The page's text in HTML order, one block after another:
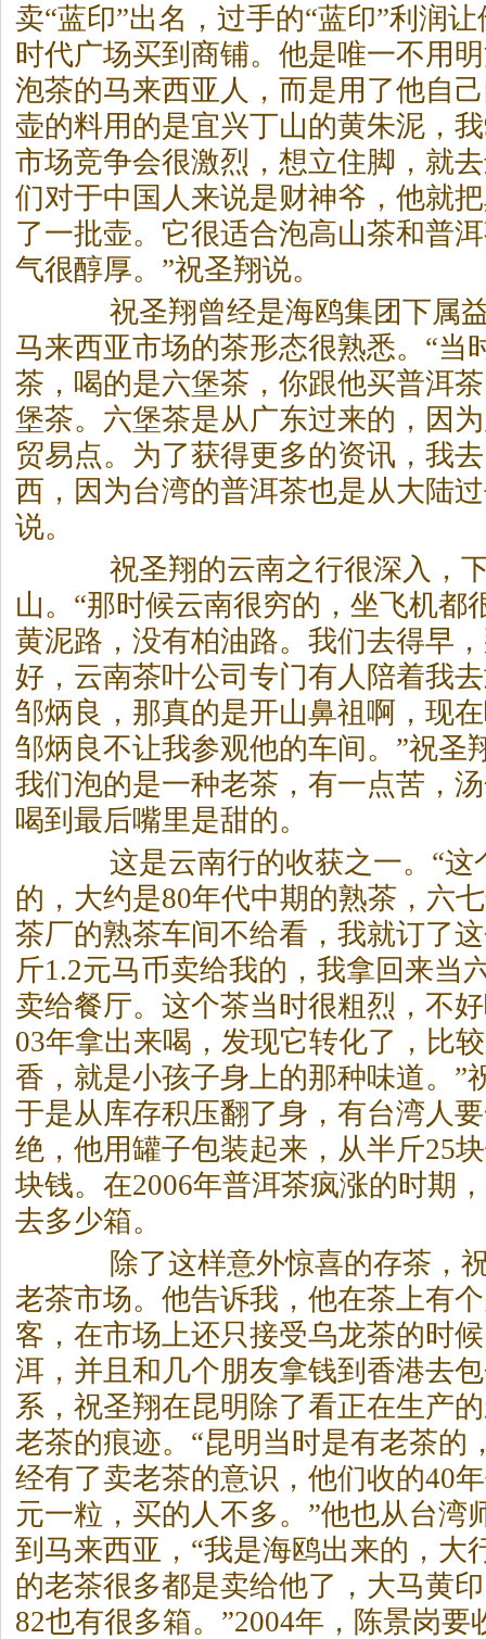
卖“蓝印”出名，过手的“蓝印”利润
时代广场买到商铺。他是唯一不用
泡茶的马来西亚人，而是用了他自
壶的料用的是宜兴丁山的黄朱泥，
市场竞争会很激烈，想立住脚，就
们对于中国人来说是财神爷，他就
了一批壶。它很适合泡高山茶和普
气很醇厚。”祝圣翔说。
祝圣翔曾经是海鸥集团下属
马来西亚市场的茶形态很熟悉。“当
茶 ，喝的是六堡茶 ，你跟他买普洱茶
堡茶。六堡茶是从广东过来的，因
贸易点。为了获得更多的资讯，我
西，因为台湾的普洱茶也是从大陆
说。
祝圣翔的云南之行很深入，
山。“那时候云南很穷的，坐飞机都
黄泥路，没有柏油路。我们去得早
好，云南茶叶公司专门有人陪着我
邹炳良，那真的是开山鼻祖啊，现
邹炳良不让我参观他的车间。”祝圣
我们泡的是一种老茶 ，有一点苦，
喝到最后嘴里是甜的。
这是云南行的收获之一。“这
的，大约是80年代中期的熟茶 ，六
茶厂的熟茶车间不给看，我就订了
斤1.2元马币卖给我的，我拿回来当
卖给餐厅。这个茶当时很粗烈，不
03年拿出来喝，发现它转化了，比
香，就是小孩子身上的那种味道。”
于是从库存积压翻了身，有台湾人
绝，他用罐子包装起来，从半斤25
块钱。在2006年普洱茶疯涨的时期
去多少箱。
除了这样意外惊喜的存茶 ，
老茶市场。他告诉我，他在茶上有
客，在市场上还只接受乌龙茶的时
洱，并且和几个朋友拿钱到香港去
系，祝圣翔在昆明除了看正在生产
老茶的痕迹。“昆明当时是有老茶的
经有了卖老茶的意识，他们收的40
元一粒，买的人不多。”他也从台湾
到马来西亚，“我是海鸥出来的，大
的老茶很多都是卖给他了，大马黄
82也有很多箱。”2004年，陈景岗要